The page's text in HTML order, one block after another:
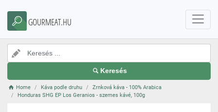
GOURMEAT.HU
Keresés
Home Káva podle druhu
Zrnková káva - 100% Arabica
Honduras SHG EP Los Geranios - szemes kávé, 100g